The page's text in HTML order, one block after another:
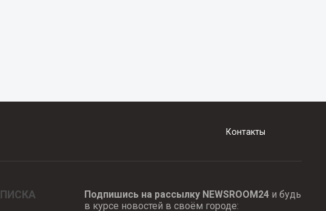
Контакты
Подпишись на рассылку NEWSROOM24и будь
в курсе новостей в своём городе: